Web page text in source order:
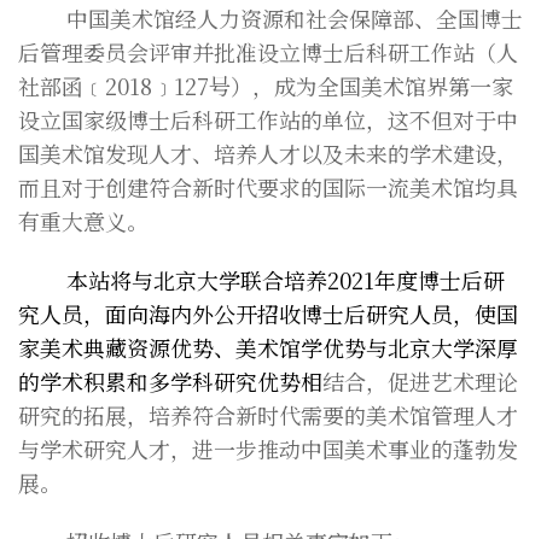
中国美术馆经人力资源和社会保障部、全国博士
后管理委员会评审并批准设立博士后科研工作站（人
社部函﹝2018﹞127号），成为全国美术馆界第一家
设立国家级博士后科研工作站的单位，这不但对于中
国美术馆发现人才、培养人才以及未来的学术建设，
而且对于创建符合新时代要求的国际一流美术馆均具
有重大意义。
本站将与北京大学联合培养2021年度博士后研
究人员，面向海内外公开招收博士后研究人员，使国
家美术典藏资源优势、美术馆学优势与北京大学深厚
的学术积累和多学科研究优势相结合，促进艺术理论
研究的拓展，培养符合新时代需要的美术馆管理人才
与学术研究人才，进一步推动中国美术事业的蓬勃发
展。